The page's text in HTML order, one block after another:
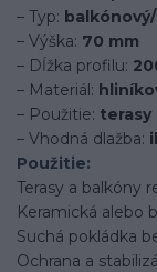
– Typ:
– Výška: 70 mm
– Dĺžka profilu:
– Materiál:
– Použitie:
– Vhodná dlažba:
Použitie:
Terasy a balkóny
Keramická alebo
Suchá pokládka
Ochrana a